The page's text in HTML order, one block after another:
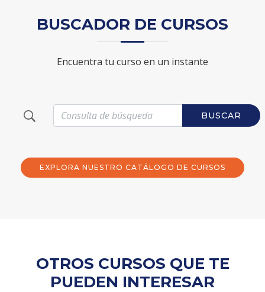
BUSCADOR DE CURSOS
Encuentra tu curso en un instante
BUSCAR
EXPLORA NUESTRO CATÁLOGO DE CURSOS
OTROS CURSOS QUE TE
PUEDEN INTERESAR